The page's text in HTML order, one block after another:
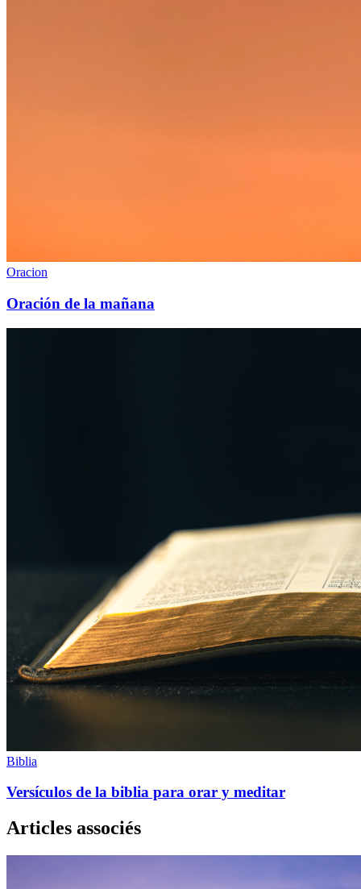
Oracion
Oración de la mañana
Biblia
Versículos de la biblia para orar y meditar
Articles associés